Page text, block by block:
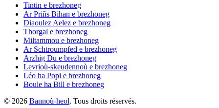
Tintin e brezhoneg
Ar Priñs Bihan e brezhoneg
Diaoulez Aelez e brezhoneg
Thorgal e brezhoneg
Miltammou e brezhoneg
Ar Schtroumpfed e brezhoneg
Arzhig Du e brezhoneg
Levrioù-skeudennoù e brezhoneg
Léo ha Popi e brezhoneg
Boule ha Bill e brezhoneg
© 2026 Bannoù-heol. Tous droits réservés.